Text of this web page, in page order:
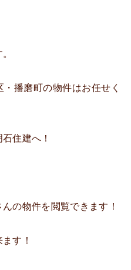
播磨町の物件はお任せく
住建へ！
の物件を閲覧できます！
す！